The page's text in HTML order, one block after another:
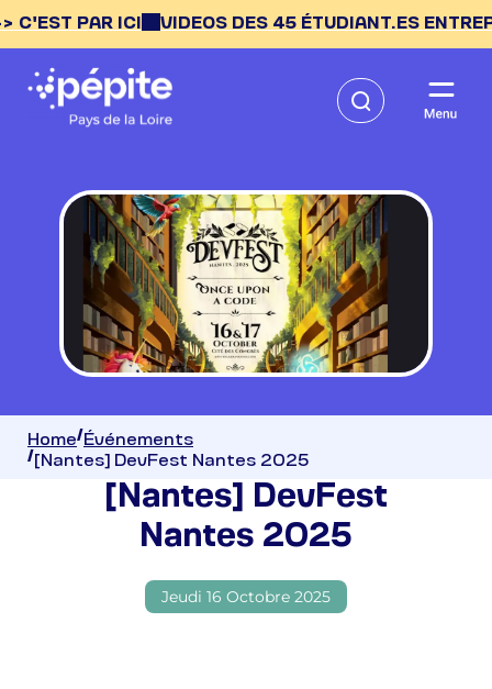
PAR ICI VIDEOS DES 45 ÉTUDIANT.ES
Home Événements
[Nantes] DevFest Nantes 2025
[Nantes] DevFest
Nantes 2025
Jeudi 16 Octobre 2025